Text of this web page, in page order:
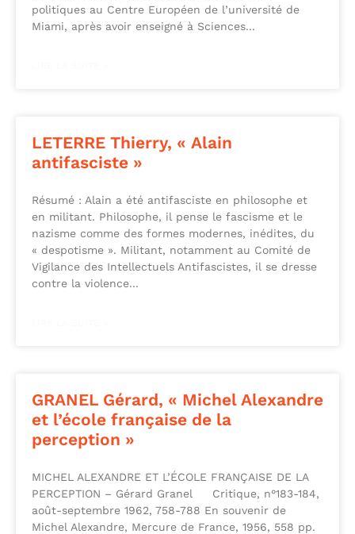
politiques au Centre Européen de l’université de
Miami, après avoir enseigné à Sciences
LETERRE Thierry, « Alain
antifasciste »
Résumé : Alain a été antifasciste en philosophe et
en militant. Philosophe, il pense le fascisme et le
nazisme comme des formes modernes, inédites, du
« despotisme ». Militant, notamment au Comité de
Vigilance des Intellectuels Antifascistes, il se dresse
contre la violence
GRANEL Gérard, « Michel Alexandre
et l’école française de la
perception »
MICHEL ALEXANDRE ET L’ÉCOLE FRANÇAISE DE LA
PERCEPTION – Gérard Granel Critique, n°183-184,
août-septembre 1962, 758-788 En souvenir de
Michel Alexandre, Mercure de France, 1956, 558 pp.